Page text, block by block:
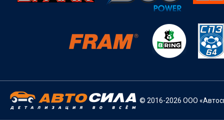
© 2016-2026 ООО